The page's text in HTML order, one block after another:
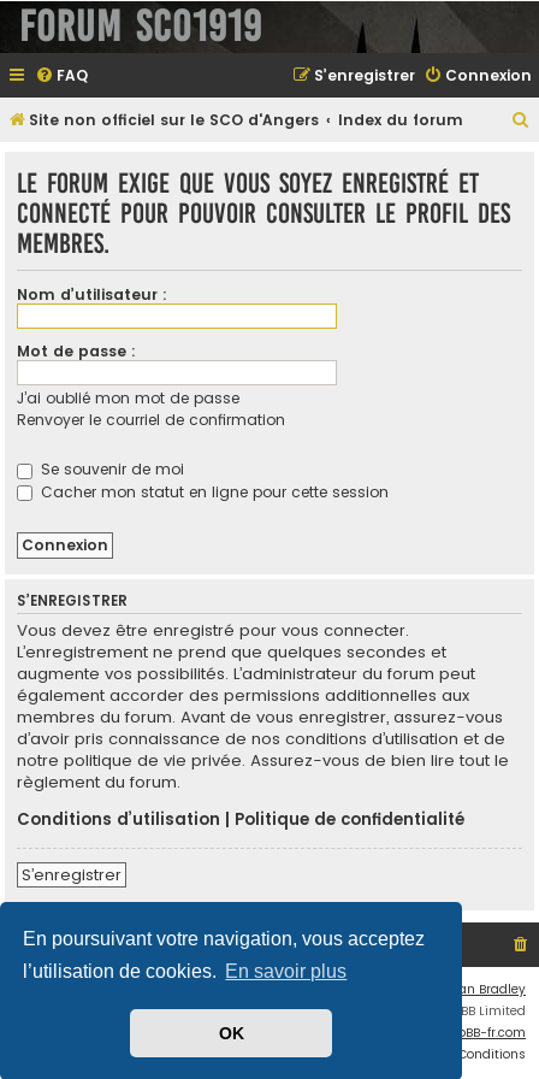
En poursuivant votre navigation, vous acceptez
l’utilisation de cookies. En savoir plus
OK
Forum SCO1919
FAQ Connexion
S’enregistrer
Site non officiel sur le SCO d'Angers Index du forum
Le forum exige que vous soyez enregistré et
connecté pour pouvoir consulter le profil des
membres.
Nom d’utilisateur :
Mot de passe :
J’ai oublié mon mot de passe
Renvoyer le courriel de confirmation
Se souvenir de moi
Cacher mon statut en ligne pour cette session
S’ENREGISTRER
Vous devez être enregistré pour vous connecter.
L’enregistrement ne prend que quelques secondes et
augmente vos possibilités. L’administrateur du forum peut
également accorder des permissions additionnelles aux
membres du forum. Avant de vous enregistrer, assurez-vous
d’avoir pris connaissance de nos conditions d’utilisation et de
notre politique de vie privée. Assurez-vous de bien lire tout le
règlement du forum.
Conditions d’utilisation
Politique de confidentialité
S’enregistrer
Site non officiel sur le SCO d'Angers Index du forum
Ian Bradley
Développé parphpBB® Forum Software © phpBB Limited
phpBB-fr.com
Conditions